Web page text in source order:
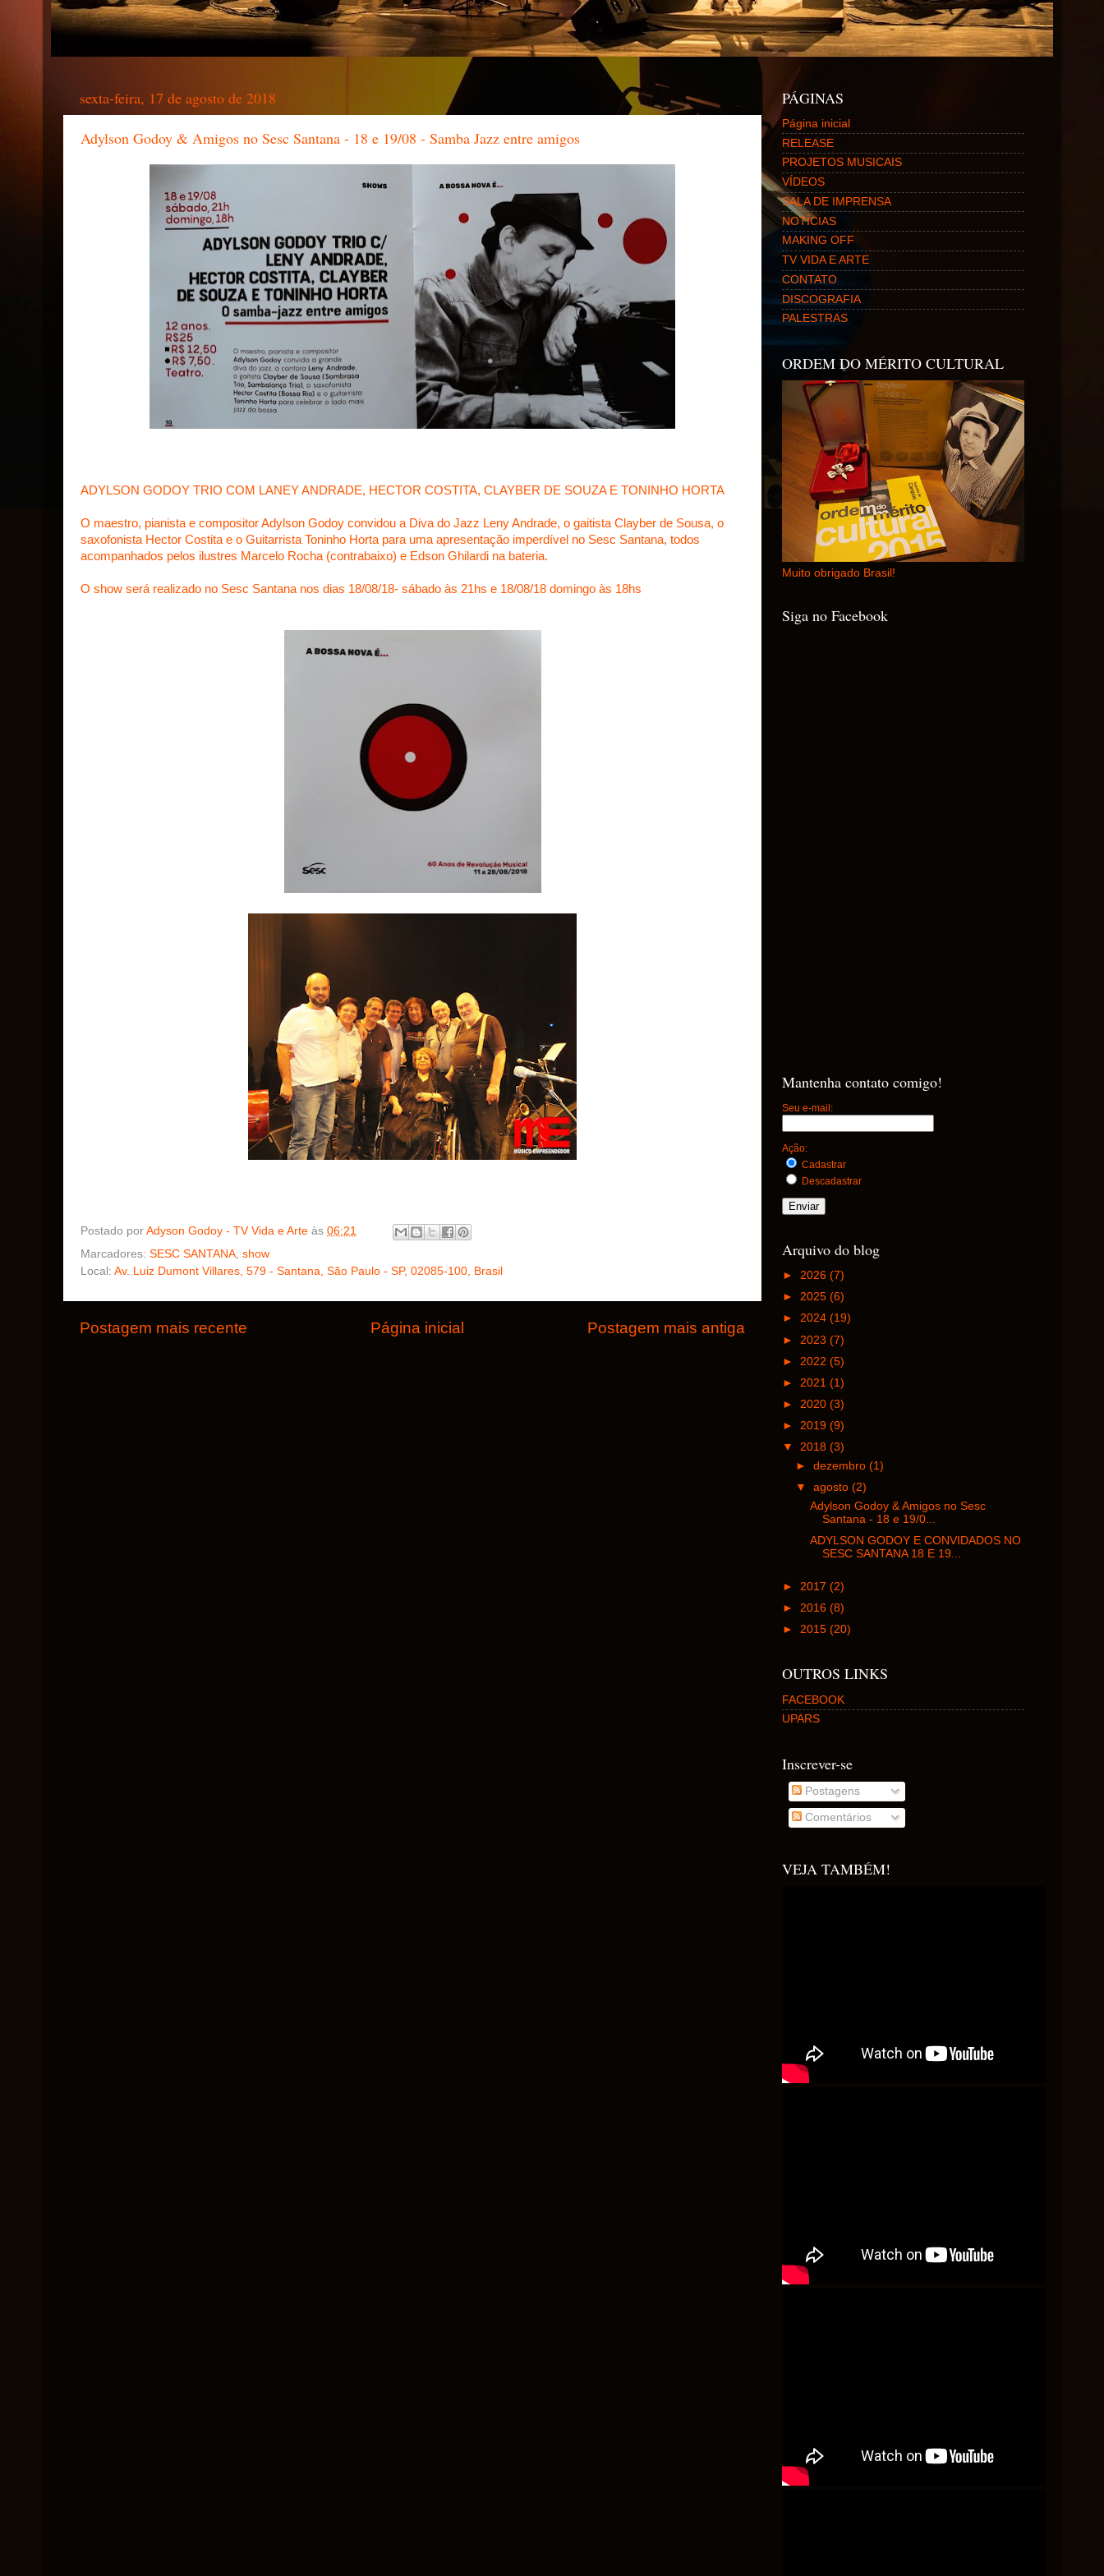
sexta-feira, 17 de agosto de 2018
Adylson Godoy & Amigos no Sesc Santana - 18 e 19/08 - Samba Jazz entre amigos
ADYLSON GODOY TRIO COM LANEY ANDRADE, HECTOR COSTITA, CLAYBER DE SOUZA E TONINHO HORTA
O maestro, pianista e compositor Adylson Godoy convidou a Diva do Jazz Leny Andrade, o gaitista Clayber de Sousa, o
saxofonista Hector Costita e o Guitarrista Toninho Horta para uma apresentação imperdível no Sesc Santana, todos
acompanhados pelos ilustres Marcelo Rocha (contrabaixo) e Edson Ghilardi na bateria.
O show será realizado no Sesc Santana nos dias 18/08/18- sábado às 21hs e 18/08/18 domingo às 18hs
Postado por Adyson Godoy - TV Vida e Arte às 06:21
Marcadores: SESC SANTANA, show
Local: Av. Luiz Dumont Villares, 579 - Santana, São Paulo - SP, 02085-100, Brasil
Postagem mais recente Postagem mais antiga
Página inicial
PÁGINAS
Página inicial
RELEASE
PROJETOS MUSICAIS
VÍDEOS
SALA DE IMPRENSA
NOTÍCIAS
MAKING OFF
TV VIDA E ARTE
CONTATO
DISCOGRAFIA
PALESTRAS
ORDEM DO MÉRITO CULTURAL
Muito obrigado Brasil!
Siga no Facebook
Mantenha contato comigo!
Seu e-mail:
Ação:
Cadastrar
Descadastrar
Arquivo do blog
► 2026 (7)
► 2025 (6)
► 2024 (19)
► 2023 (7)
► 2022 (5)
► 2021 (1)
► 2020 (3)
► 2019 (9)
▼ 2018 (3)
►dezembro(1)
▼agosto(2)
Adylson Godoy & Amigos no Sesc
Santana - 18 e 19/0...
ADYLSON GODOY E CONVIDADOS NO
SESC SANTANA 18 E 19...
► 2017 (2)
► 2016 (8)
► 2015 (20)
OUTROS LINKS
FACEBOOK
UPARS
Inscrever-se
Postagens
Comentários
VEJA TAMBÉM!